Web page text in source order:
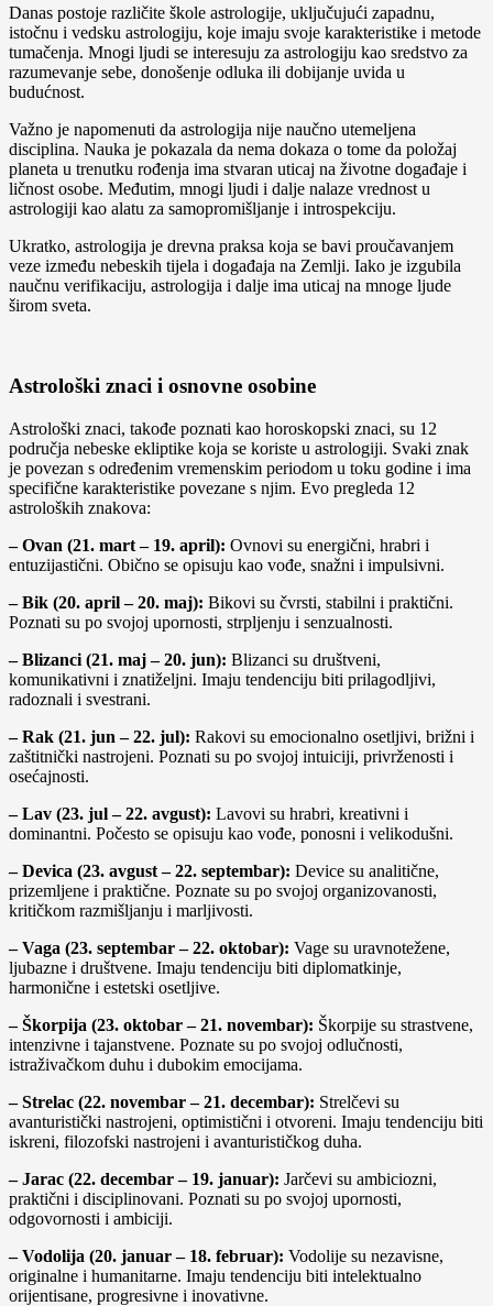
Danas postoje različite škole astrologije, uključujući zapadnu,
istočnu i vedsku astrologiju, koje imaju svoje karakteristike i metode
tumačenja. Mnogi ljudi se interesuju za astrologiju kao sredstvo za
razumevanje sebe, donošenje odluka ili dobijanje uvida u
budućnost.
Važno je napomenuti da astrologija nije naučno utemeljena
disciplina. Nauka je pokazala da nema dokaza o tome da položaj
planeta u trenutku rođenja ima stvaran uticaj na životne događaje i
ličnost osobe. Međutim, mnogi ljudi i dalje nalaze vrednost u
astrologiji kao alatu za samopromišljanje i introspekciju.
Ukratko, astrologija je drevna praksa koja se bavi proučavanjem
veze između nebeskih tijela i događaja na Zemlji. Iako je izgubila
naučnu verifikaciju, astrologija i dalje ima uticaj na mnoge ljude
širom sveta.
Astrološki znaci i osnovne osobine
Astrološki znaci, takođe poznati kao horoskopski znaci, su 12
područja nebeske ekliptike koja se koriste u astrologiji. Svaki znak
je povezan s određenim vremenskim periodom u toku godine i ima
specifične karakteristike povezane s njim. Evo pregleda 12
astroloških znakova:
– Ovan (21. mart – 19. april): Ovnovi su energični, hrabri i
entuzijastični. Obično se opisuju kao vođe, snažni i impulsivni.
– Bik (20. april – 20. maj): Bikovi su čvrsti, stabilni i praktični.
Poznati su po svojoj upornosti, strpljenju i senzualnosti.
– Blizanci (21. maj – 20. jun): Blizanci su društveni,
komunikativni i znatiželjni. Imaju tendenciju biti prilagodljivi,
radoznali i svestrani.
– Rak (21. jun – 22. jul): Rakovi su emocionalno osetljivi, brižni i
zaštitnički nastrojeni. Poznati su po svojoj intuiciji, privrženosti i
osećajnosti.
– Lav (23. jul – 22. avgust): Lavovi su hrabri, kreativni i
dominantni. Počesto se opisuju kao vođe, ponosni i velikodušni.
– Devica (23. avgust – 22. septembar): Device su analitične,
prizemljene i praktične. Poznate su po svojoj organizovanosti,
kritičkom razmišljanju i marljivosti.
– Vaga (23. septembar – 22. oktobar): Vage su uravnotežene,
ljubazne i društvene. Imaju tendenciju biti diplomatkinje,
harmonične i estetski osetljive.
– Škorpija (23. oktobar – 21. novembar): Škorpije su strastvene,
intenzivne i tajanstvene. Poznate su po svojoj odlučnosti,
istraživačkom duhu i dubokim emocijama.
– Strelac (22. novembar – 21. decembar): Strelčevi su
avanturistički nastrojeni, optimistični i otvoreni. Imaju tendenciju biti
iskreni, filozofski nastrojeni i avanturističkog duha.
– Jarac (22. decembar – 19. januar): Jarčevi su ambiciozni,
praktični i disciplinovani. Poznati su po svojoj upornosti,
odgovornosti i ambiciji.
– Vodolija (20. januar – 18. februar): Vodolije su nezavisne,
originalne i humanitarne. Imaju tendenciju biti intelektualno
orijentisane, progresivne i inovativne.